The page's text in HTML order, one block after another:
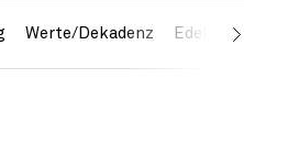
Werte/Dekadenz Edelmetalle